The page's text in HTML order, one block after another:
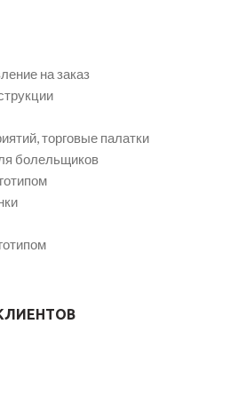
на заказ
торговые палатки
болельщиков